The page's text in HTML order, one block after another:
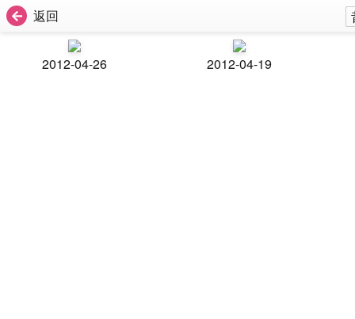
返回
2012-04-26 2012-04-19